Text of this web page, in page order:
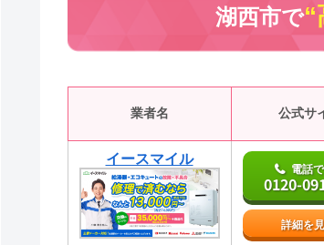
湖西市で“
業者名 公式サ
イースマイル
電話
0120-
詳細を